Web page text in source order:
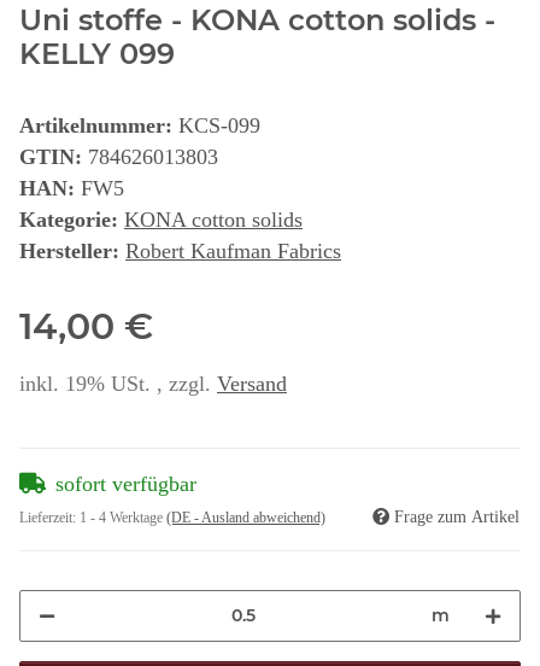
Uni stoffe - KONA cotton solids -
KELLY 099
Artikelnummer: KCS-099
GTIN: 784626013803
HAN: FW5
Kategorie: KONA cotton solids
Hersteller: Robert Kaufman Fabrics
14,00 €
inkl. 19% USt. , zzgl. Versand
sofort verfügbar
Lieferzeit: 1 - 4 Werktage (DE - Ausland abweichend) Frage zum Artikel
m